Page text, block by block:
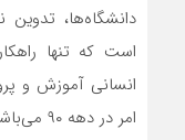
دانشگاه‌ها، تدوین
است که تنها
انسانی آموزش و
امر در دهه ۹۰ می‌باشد.